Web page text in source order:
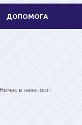
ДОПОМОГА
Немає в наявності